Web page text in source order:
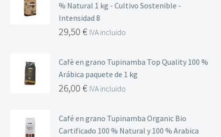
% Natural 1 kg - Cultivo Sostenible -
Intensidad 8
29,50 € IVA incluido
Cafè en grano Tupinamba Top Quality 100 %
Arábica paquete de 1 kg
26,00 € IVA incluido
Café en grano Tupinamba Organic Bio
Cartificado 100 % Natural y 100 % Arabica